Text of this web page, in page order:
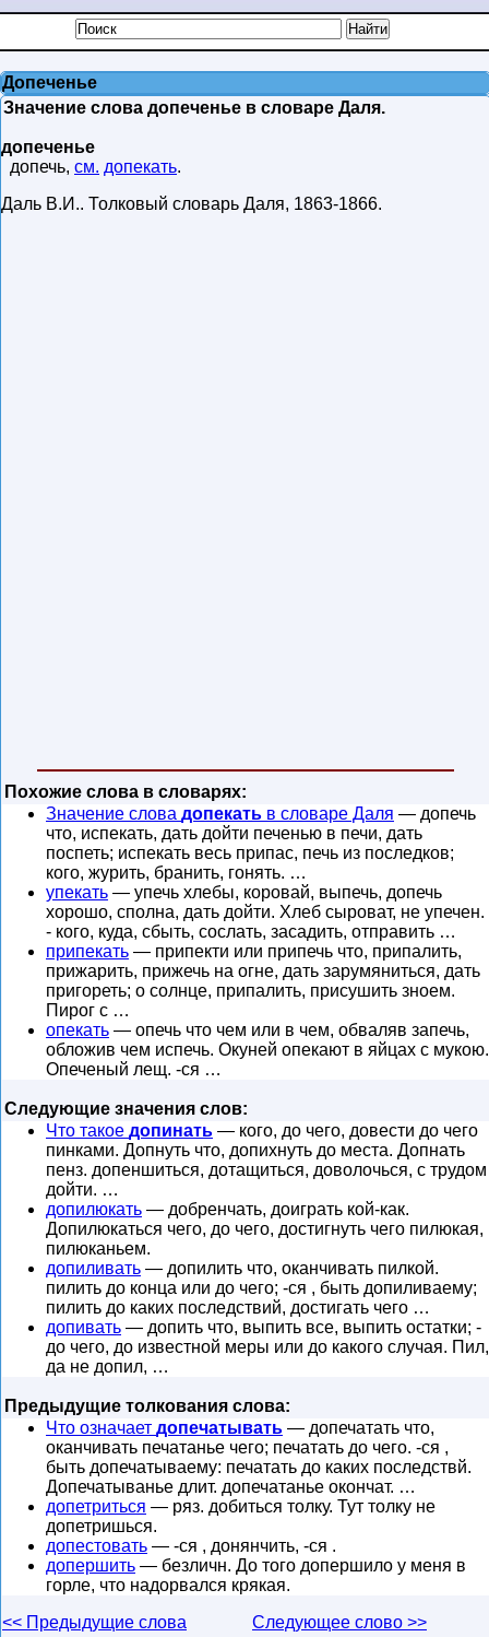
Допеченье
Значение слова допеченье в словаре Даля.
допеченье
допечь, см. допекать.
Даль В.И.. Толковый словарь Даля, 1863-1866.
Похожие слова в словарях:
Значение слова допекать в словаре Даля — допечь
что, испекать, дать дойти печенью в печи, дать
поспеть; испекать весь припас, печь из последков;
кого, журить, бранить, гонять. …
упекать — упечь хлебы, коровай, выпечь, допечь
хорошо, сполна, дать дойти. Хлеб сыроват, не упечен.
- кого, куда, сбыть, сослать, засадить, отправить …
припекать — припекти или припечь что, припалить,
прижарить, прижечь на огне, дать зарумяниться, дать
пригореть; о солнце, припалить, присушить зноем.
Пирог с …
опекать — опечь что чем или в чем, обваляв запечь,
обложив чем испечь. Окуней опекают в яйцах с мукою.
Опеченый лещ. -ся …
Следующие значения слов:
Что такое допинать — кого, до чего, довести до чего
пинками. Допнуть что, допихнуть до места. Допнать
пенз. допеншиться, дотащиться, доволочься, с трудом
дойти. …
допилюкать — добренчать, доиграть кой-как.
Допилюкаться чего, до чего, достигнуть чего пилюкая,
пилюканьем.
допиливать — допилить что, оканчивать пилкой.
пилить до конца или до чего; -ся , быть допиливаему;
пилить до каких последствий, достигать чего …
допивать — допить что, выпить все, выпить остатки; -
до чего, до известной меры или до какого случая. Пил,
да не допил, …
Предыдущие толкования слова:
Что означает допечатывать — допечатать что,
оканчивать печатанье чего; печатать до чего. -ся ,
быть допечатываему: печатать до каких последствй.
Допечатыванье длит. допечатанье окончат. …
допетриться — ряз. добиться толку. Тут толку не
допетришься.
допестовать — -ся , донянчить, -ся .
допершить — безличн. До того допершило у меня в
горле, что надорвался крякая.
<< Предыдущие слова
Следующее слово >>